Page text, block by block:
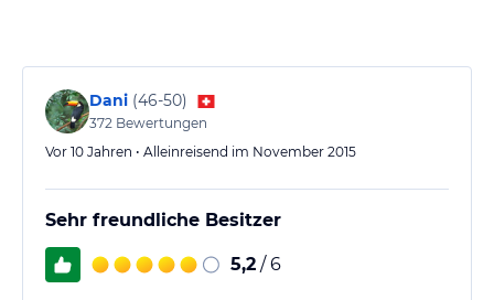
Dani (46-50)
372 Bewertungen
Vor 10 Jahren • Alleinreisend im November 2015
Sehr freundliche Besitzer
5,2 / 6